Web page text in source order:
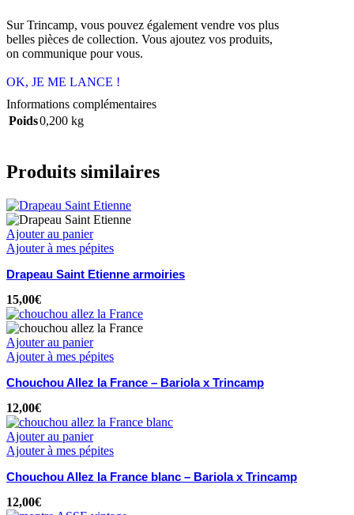
Sur Trincamp, vous pouvez également vendre vos plus
belles pièces de collection. Vous ajoutez vos produits,
on communique pour vous.
OK, JE ME LANCE !
Informations complémentaires
Poids0,200 kg
Produits similaires
Ajouter au panier
Ajouter à mes pépites
Drapeau Saint Etienne armoiries
15,00€
Ajouter au panier
Ajouter à mes pépites
Chouchou Allez la France – Bariola x Trincamp
12,00€
Ajouter au panier
Ajouter à mes pépites
Chouchou Allez la France blanc – Bariola x Trincamp
12,00€